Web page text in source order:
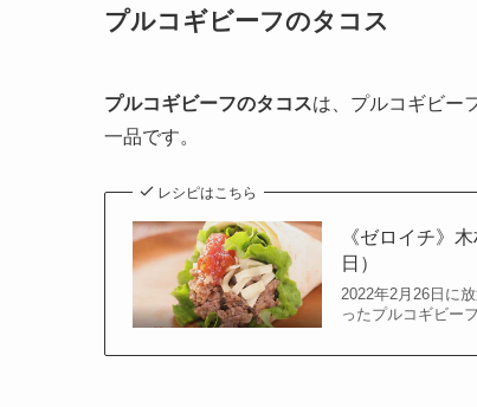
プルコギビーフのタコス
プルコギビーフのタコスは、プルコギビー
一品です。
レシピはこちら
《ゼロイチ》
日）
2022年2月26日に
ったプルコギビー